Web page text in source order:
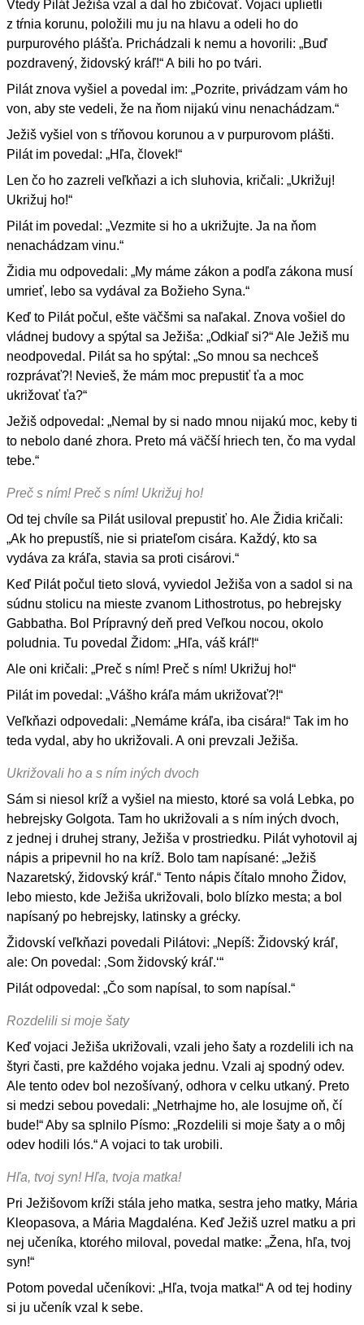
Vtedy Pilát Ježiša vzal a dal ho zbičovať. Vojaci uplietli
z tŕnia korunu, položili mu ju na hlavu a odeli ho do
purpurového plášťa. Prichádzali k nemu a hovorili: „Buď
pozdravený, židovský kráľ!“ A bili ho po tvári.
Pilát znova vyšiel a povedal im: „Pozrite, privádzam vám ho
von, aby ste vedeli, že na ňom nijakú vinu nenachádzam.“
Ježiš vyšiel von s tŕňovou korunou a v purpurovom plášti.
Pilát im povedal: „Hľa, človek!“
Len čo ho zazreli veľkňazi a ich sluhovia, kričali: „Ukrižuj!
Ukrižuj ho!“
Pilát im povedal: „Vezmite si ho a ukrižujte. Ja na ňom
nenachádzam vinu.“
Židia mu odpovedali: „My máme zákon a podľa zákona musí
umrieť, lebo sa vydával za Božieho Syna.“
Keď to Pilát počul, ešte väčšmi sa naľakal. Znova vošiel do
vládnej budovy a spýtal sa Ježiša: „Odkiaľ si?“ Ale Ježiš mu
neodpovedal. Pilát sa ho spýtal: „So mnou sa nechceš
rozprávať?! Nevieš, že mám moc prepustiť ťa a moc
ukrižovať ťa?“
Ježiš odpovedal: „Nemal by si nado mnou nijakú moc, keby ti
to nebolo dané zhora. Preto má väčší hriech ten, čo ma vydal
tebe.“
Preč s ním! Preč s ním! Ukrižuj ho!
Od tej chvíle sa Pilát usiloval prepustiť ho. Ale Židia kričali:
„Ak ho prepustíš, nie si priateľom cisára. Každý, kto sa
vydáva za kráľa, stavia sa proti cisárovi.“
Keď Pilát počul tieto slová, vyviedol Ježiša von a sadol si na
súdnu stolicu na mieste zvanom Lithostrotus, po hebrejsky
Gabbatha. Bol Prípravný deň pred Veľkou nocou, okolo
poludnia. Tu povedal Židom: „Hľa, váš kráľ!“
Ale oni kričali: „Preč s ním! Preč s ním! Ukrižuj ho!“
Pilát im povedal: „Vášho kráľa mám ukrižovať?!“
Veľkňazi odpovedali: „Nemáme kráľa, iba cisára!“ Tak im ho
teda vydal, aby ho ukrižovali. A oni prevzali Ježiša.
Ukrižovali ho a s ním iných dvoch
Sám si niesol kríž a vyšiel na miesto, ktoré sa volá Lebka, po
hebrejsky Golgota. Tam ho ukrižovali a s ním iných dvoch,
z jednej i druhej strany, Ježiša v prostriedku. Pilát vyhotovil aj
nápis a pripevnil ho na kríž. Bolo tam napísané: „Ježiš
Nazaretský, židovský kráľ.“ Tento nápis čítalo mnoho Židov,
lebo miesto, kde Ježiša ukrižovali, bolo blízko mesta; a bol
napísaný po hebrejsky, latinsky a grécky.
Židovskí veľkňazi povedali Pilátovi: „Nepíš: Židovský kráľ,
ale: On povedal: ‚Som židovský kráľ.‘“
Pilát odpovedal: „Čo som napísal, to som napísal.“
Rozdelili si moje šaty
Keď vojaci Ježiša ukrižovali, vzali jeho šaty a rozdelili ich na
štyri časti, pre každého vojaka jednu. Vzali aj spodný odev.
Ale tento odev bol nezošívaný, odhora v celku utkaný. Preto
si medzi sebou povedali: „Netrhajme ho, ale losujme oň, čí
bude!“ Aby sa splnilo Písmo: „Rozdelili si moje šaty a o môj
odev hodili lós.“ A vojaci to tak urobili.
Hľa, tvoj syn! Hľa, tvoja matka!
Pri Ježišovom kríži stála jeho matka, sestra jeho matky, Mária
Kleopasova, a Mária Magdaléna. Keď Ježiš uzrel matku a pri
nej učeníka, ktorého miloval, povedal matke: „Žena, hľa, tvoj
syn!“
Potom povedal učeníkovi: „Hľa, tvoja matka!“ A od tej hodiny
si ju učeník vzal k sebe.